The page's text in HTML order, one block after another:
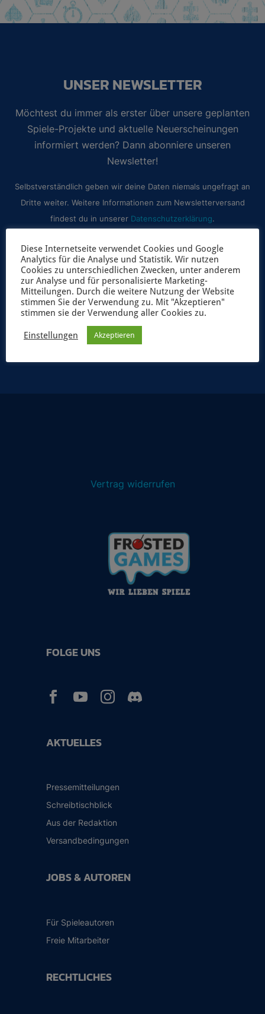
UNSER NEWSLETTER
Möchtest du immer als erster über unsere geplanten
Spiele-Projekte und aktuelle Neuerscheinungen
informiert werden? Dann abonniere unseren
Newsletter!
Selbstverständlich geben wir deine Daten niemals ungefragt an
Dritte weiter. Weitere Informationen zum Newsletterversand
findest du in unserer Datenschutzerklärung.
JETZT ANMELDEN
Vertrag widerrufen
AKTUELLES
Pressemitteilungen
Schreibtischblick
Aus der Redaktion
Versandbedingungen
JOBS & AUTOREN
Für Spieleautoren
Freie Mitarbeiter
RECHTLICHES
FOLGE UNS
  
Diese Internetseite verwendet Cookies und Google
Analytics für die Analyse und Statistik. Wir nutzen
Cookies zu unterschiedlichen Zwecken, unter anderem
zur Analyse und für personalisierte Marketing-
Mitteilungen. Durch die weitere Nutzung der Website
stimmen Sie der Verwendung zu. Mit "Akzeptieren"
stimmen sie der Verwendung aller Cookies zu.
Einstellungen Akzeptieren